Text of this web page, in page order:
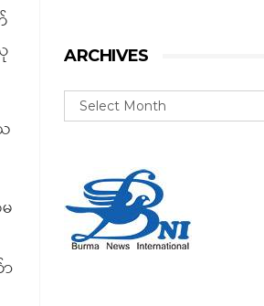
ARCHIVES